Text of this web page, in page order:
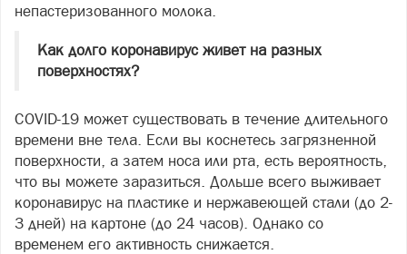
непастеризованного молока.
Как долго коронавирус живет на разных
поверхностях?
COVID-19 может существовать в течение длительного
времени вне тела. Если вы коснетесь загрязненной
поверхности, а затем носа или рта, есть вероятность,
что вы можете заразиться. Дольше всего выживает
коронавирус на пластике и нержавеющей стали (до 2-
3 дней) на картоне (до 24 часов). Однако со
временем его активность снижается.